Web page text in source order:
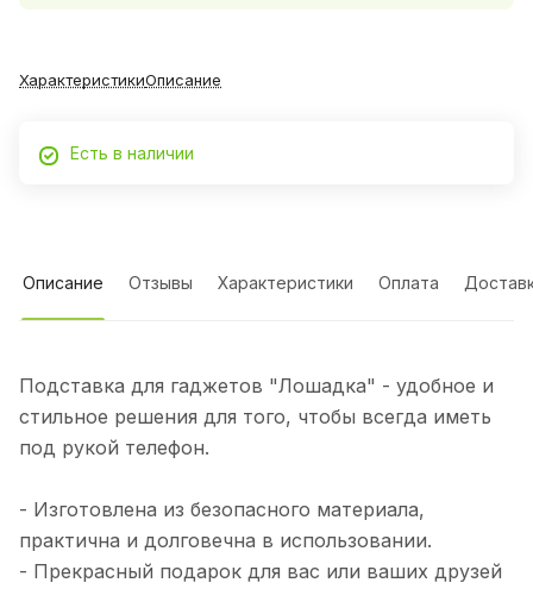
ХарактеристикиОписание
Есть в наличии
Описание Отзывы Характеристики Оплата
Подставка для гаджетов "Лошадка" - удобное и
стильное решения для того, чтобы всегда иметь
под рукой телефон.
- Изготовлена из безопасного материала,
практична и долговечна в использовании.
- Прекрасный подарок для вас или ваших друзей